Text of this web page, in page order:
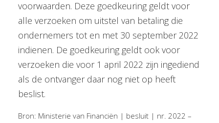
voorwaarden. Deze goedkeuring geldt voor
alle verzoeken om uitstel van betaling die
ondernemers tot en met 30 september 2022
indienen. De goedkeuring geldt ook voor
verzoeken die voor 1 april 2022 zijn ingediend
als de ontvanger daar nog niet op heeft
beslist.
Bron: Ministerie van Financiën | besluit | nr. 2022 –